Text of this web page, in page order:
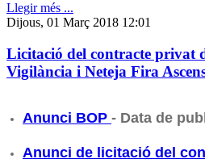
Llegir més ...
Dijous, 01 Març 2018 12:01
Licitació del contracte privat
Vigilància i Neteja Fira
Anunci BOP - Data de
Anunci de licitació del